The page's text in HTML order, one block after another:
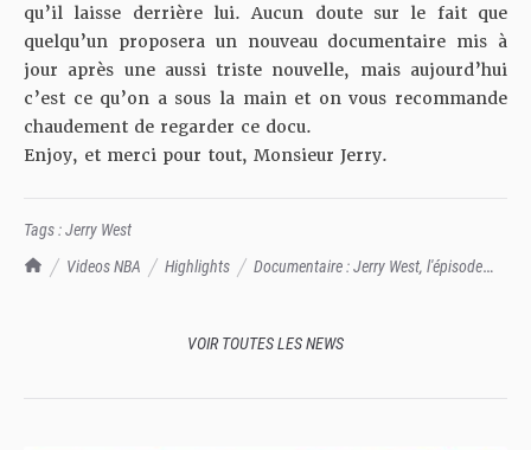
TrashTalk Actu NBA
Videos NBA Highlights
Documentaire : Jerry West, l'épisode
qu’il laisse derrière lui. Aucun doute sur le fait que
quelqu’un proposera un nouveau documentaire mis à
jour après une aussi triste nouvelle, mais aujourd’hui
c’est ce qu’on a sous la main et on vous recommande
chaudement de regarder ce docu.
Enjoy, et merci pour tout, Monsieur Jerry.
Tags :Jerry West
VOIR TOUTES LES NEWS